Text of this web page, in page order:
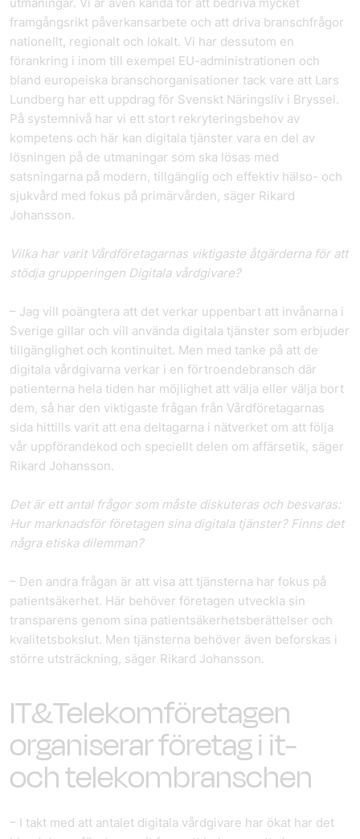
framgångsrikt påverkansarbete och att driva branschfrågor
nationellt, regionalt och lokalt. Vi har dessutom en
förankring i inom till exempel EU-administrationen och
bland europeiska branschorganisationer tack vare att Lars
Lundberg har ett uppdrag för Svenskt Näringsliv i Bryssel.
På systemnivå har vi ett stort rekryteringsbehov av
kompetens och här kan digitala tjänster vara en del av
lösningen på de utmaningar som ska lösas med
satsningarna på modern, tillgänglig och effektiv hälso- och
sjukvård med fokus på primärvården, säger Rikard
Johansson.
Vilka har varit Vårdföretagarnas viktigaste åtgärderna för att
stödja grupperingen Digitala vårdgivare?
– Jag vill poängtera att det verkar uppenbart att invånarna i
Sverige gillar och vill använda digitala tjänster som erbjuder
tillgänglighet och kontinuitet. Men med tanke på att de
digitala vårdgivarna verkar i en förtroendebransch där
patienterna hela tiden har möjlighet att välja eller välja bort
dem, så har den viktigaste frågan från Vårdföretagarnas
sida hittills varit att ena deltagarna i nätverket om att följa
vår uppförandekod och speciellt delen om affärsetik, säger
Rikard Johansson.
Det är ett antal frågor som måste diskuteras och besvaras:
Hur marknadsför företagen sina digitala tjänster? Finns det
några etiska dilemman?
– Den andra frågan är att visa att tjänsterna har fokus på
patientsäkerhet. Här behöver företagen utveckla sin
transparens genom sina patientsäkerhetsberättelser och
kvalitetsbokslut. Men tjänsterna behöver även beforskas i
större utsträckning, säger Rikard Johansson.
IT&Telekomföretagen
organiserar företag i it-
och telekombranschen
– I takt med att antalet digitala vårdgivare har ökat har det